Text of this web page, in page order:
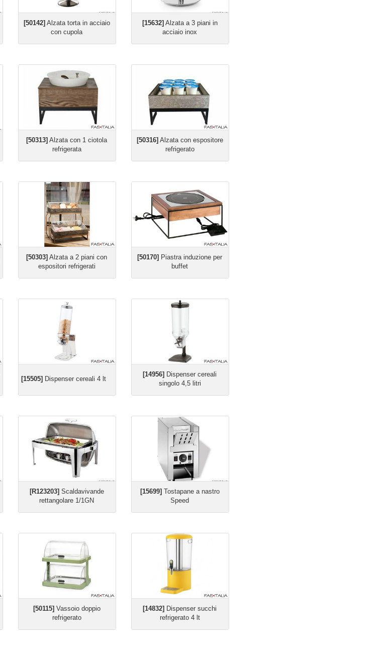
[50142] Alzata torta in acciaio
con cupola
[15632] Alzata a 3 piani in
acciaio inox
[50313] Alzata con 1 ciotola
refrigerata
[50316] Alzata con espositore
refrigerato
[50303] Alzata a 2 piani con
espositori refrigerati
[50170] Piastra induzione per
buffet
[15505] Dispenser cereali 4 lt
[14956] Dispenser cereali
singolo 4,5 litri
[R123203] Scaldavivande
rettangolare 1/1GN
[15699] Tostapane a nastro
Speed
[50115] Vassoio doppio
refrigerato
[14832] Dispenser succhi
refrigerato 4 lt